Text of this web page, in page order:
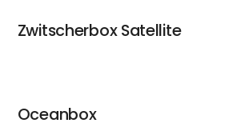
Zwitscherbox Satellite
Oceanbox